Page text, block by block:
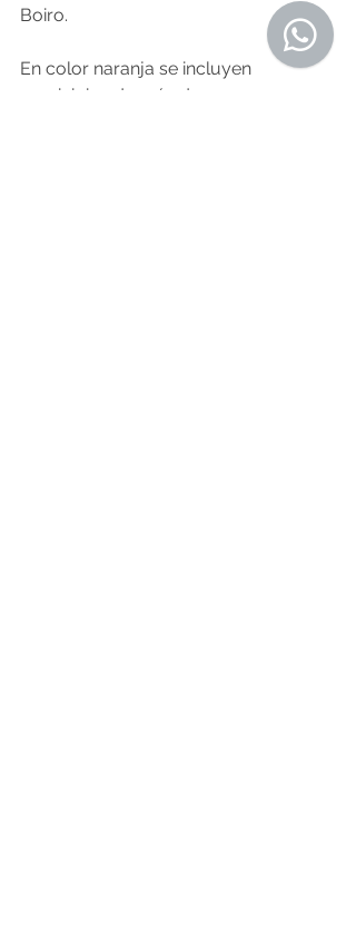
Boiro.
En color naranja se incluyen
municipios de más de 50.000